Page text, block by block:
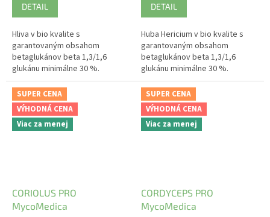
DETAIL
Hliva v bio kvalite s
garantovaným obsahom
betaglukánov beta 1,3/1,6
glukánu minimálne 30 %.
Vitamíny, minerály, hladina tukov
v krvi.
DETAIL
Huba Hericium v bio kvalite s
garantovaným obsahom
betaglukánov beta 1,3/1,6
glukánu minimálne 30 %.
Žalúdok , slezina.
SUPER CENA
VÝHODNÁ CENA
Viac za menej
CORIOLUS PRO
MycoMedica
SUPER CENA
VÝHODNÁ CENA
Viac za menej
CORDYCEPS PRO
MycoMedica